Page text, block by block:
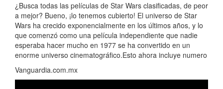
¿Busca todas las películas de Star Wars clasificadas, de peor
a mejor? Bueno, ¡lo tenemos cubierto! El universo de Star
Wars ha crecido exponencialmente en los últimos años, y lo
que comenzó como una película independiente que nadie
esperaba hacer mucho en 1977 se ha convertido en un
enorme universo cinematográfico.Esto ahora incluye numero
Vanguardia.com.mx